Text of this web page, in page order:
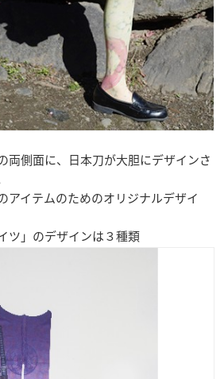
両側面に、日本刀が大胆にデザインさ
アイテムのためのオリジナルデザイ
ツ」のデザインは３種類